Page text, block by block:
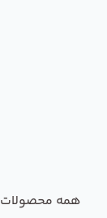
همه محصولات